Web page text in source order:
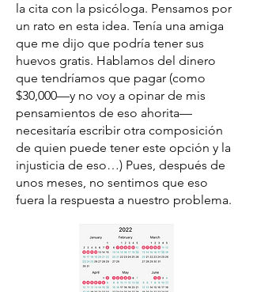
la cita con la psicóloga. Pensamos por
un rato en esta idea. Tenía una amiga
que me dijo que podría tener sus
huevos gratis. Hablamos del dinero
que tendríamos que pagar (como
$30,000—y no voy a opinar de mis
pensamientos de eso ahorita—
necesitaría escribir otra composición
de quien puede tener este opción y la
injusticia de eso…) Pues, después de
unos meses, no sentimos que eso
fuera la respuesta a nuestro problema.